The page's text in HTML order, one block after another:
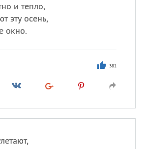
и тепло,
эту осень,
окно.
381